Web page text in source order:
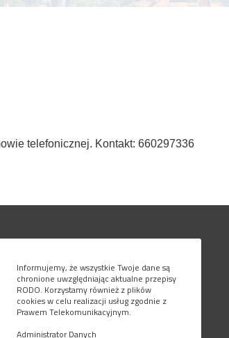
telefonicznej. Kontakt: 660297336
795 080 777
Informujemy, że wszystkie Twoje dane są
chronione uwzględniając aktualne przepisy
RODO. Korzystamy również z plików
cookies w celu realizacji usług zgodnie z
Prawem Telekomunikacyjnym.
Administrator Danych